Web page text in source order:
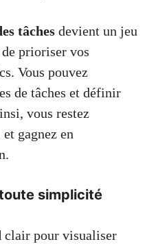
tâches devient un jeu
prioriser vos
Vous pouvez
de tâches et définir
vous restez
gagnez en
simplicité
clair pour visualiser